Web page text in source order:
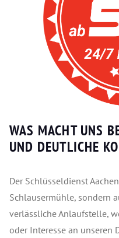
WAS MACHT UNS
UND DEUTLICHE
Der Schlüsseldienst
Schlausermühle, sondern
verlässliche Anlaufstelle,
oder Interesse an unseren